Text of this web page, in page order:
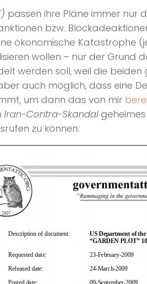
passen ihre Pläne immer nur
bzw.
ökonomische Katastrophe
wollen – nur der Grund
werden soll, weil die beiden
auch möglich, dass eine
um dann das von mir
Iran-Contra-Skandal
zu können.